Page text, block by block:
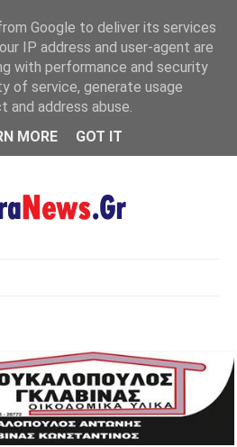
MENU
Google to deliver its services
IP address and user-agent are
with performance and security
of service, generate usage
address abuse.
MORE
GOT IT